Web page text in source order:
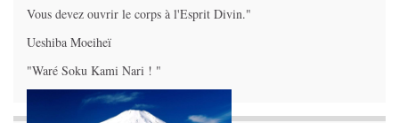
Vous devez ouvrir le corps à l'Esprit Divin."
Ueshiba Moeiheï
"Waré Soku Kami Nari ! "